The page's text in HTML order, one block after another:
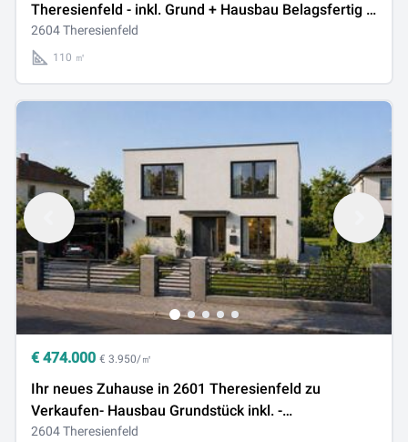
Theresienfeld - inkl. Grund + Hausbau Belagsfertig *
BAUPROJEKT
2604 Theresienfeld
110 ㎡
€ 474.000 € 3.950/㎡
Ihr neues Zuhause in 2601 Theresienfeld zu
Verkaufen- Hausbau Grundstück inkl. -
BELAGSFERTIG
2604 Theresienfeld